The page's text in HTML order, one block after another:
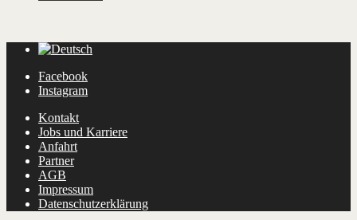
Facebook
Instagram
Kontakt
Jobs und Karriere
Anfahrt
Partner
AGB
Impressum
Datenschutzerklärung